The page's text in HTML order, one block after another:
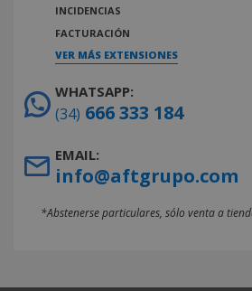
INCIDENCIAS
FACTURACIÓN
VER MÁS EXTENSIONES
WHATSAPP:
(34) 666 333 184
EMAIL:
info@aftgrupo.com
*Abstenerse particulares, sólo venta a